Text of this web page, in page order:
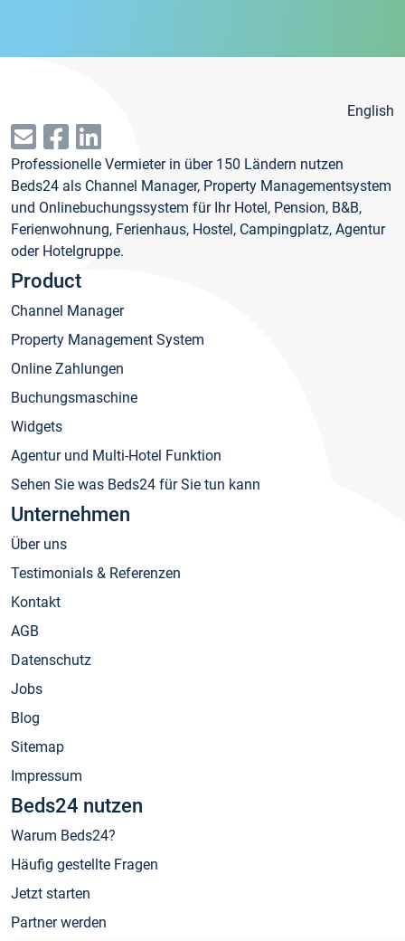
English
Professionelle Vermieter in über 150 Ländern nutzen
Beds24 als Channel Manager, Property Managementsystem
und Onlinebuchungssystem für Ihr Hotel, Pension, B&B,
Ferienwohnung, Ferienhaus, Hostel, Campingplatz, Agentur
oder Hotelgruppe.
Product
Channel Manager
Property Management System
Online Zahlungen
Buchungsmaschine
Widgets
Agentur und Multi-Hotel Funktion
Sehen Sie was Beds24 für Sie tun kann
Unternehmen
Über uns
Testimonials & Referenzen
Kontakt
AGB
Datenschutz
Jobs
Blog
Sitemap
Impressum
Beds24 nutzen
Warum Beds24?
Häufig gestellte Fragen
Jetzt starten
Partner werden